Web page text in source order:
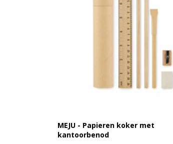
MEJU - Papieren koker met
kantoorbenod